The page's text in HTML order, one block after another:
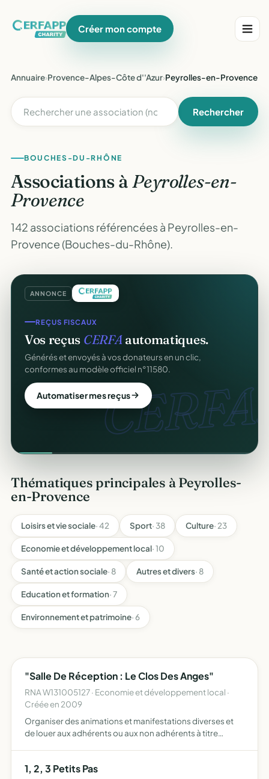
Créer mon compte
Annuaire›Provence-Alpes-Côte d''Azur›Peyrolles-en-Provence
Rechercher
BOUCHES-DU-RHÔNE
Associations àPeyrolles-en-
Provence
142 associations référencées à Peyrolles-en-
Provence (Bouches-du-Rhône).
ANNONCE
CERFA.
REÇUS FISCAUX
Vos reçus CERFAautomatiques.
Générés et envoyés à vos donateurs en un clic,
conformes au modèle officiel n°11580.
Automatiser mes reçus
Thématiques principales à Peyrolles-
en-Provence
Loisirs et vie sociale· 42 Sport· 38 Culture· 23
Economie et développement local· 10
Santé et action sociale· 8 Autres et divers· 8
Education et formation· 7
Environnement et patrimoine· 6
"Salle De Réception : Le Clos Des Anges"
RNA W131005127 · Economie et développement local ·
Créée en 2009
Organiser des animations et manifestations diverses et
de louer aux adhérents ou aux non adhérents à titre
1, 2, 3 Petits Pas